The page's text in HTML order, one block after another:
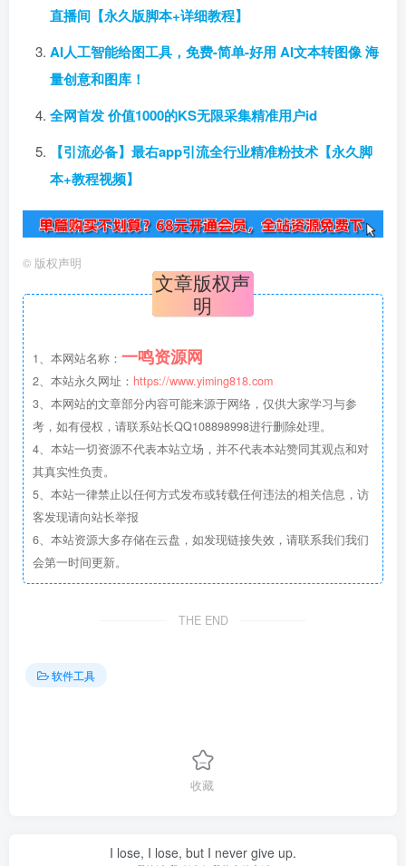
直播间【永久版脚本+详细教程】
AI人工智能给图工具，免费-简单-好用 AI文本转图像 海
量创意和图库！
全网首发 价值1000的KS无限采集精准用户id
【引流必备】最右app引流全行业精准粉技术【永久脚
本+教程视频】
© 版权声明
文章版权声
明
1、本网站名称： 一鸣资源网
2、本站永久网址： https://www.yiming818.com
3、本网站的文章部分内容可能来源于网络，仅供大家学习与参
考，如有侵权，请联系站长QQ108898998进行删除处理。
4、本站一切资源不代表本站立场，并不代表本站赞同其观点和对
其真实性负责。
5、本站一律禁止以任何方式发布或转载任何违法的相关信息，访
客发现请向站长举报
6、本站资源大多存储在云盘，如发现链接失效，请联系我们我们
会第一时间更新。
THE END
软件工具
收藏
I lose, I lose, but I never give up.